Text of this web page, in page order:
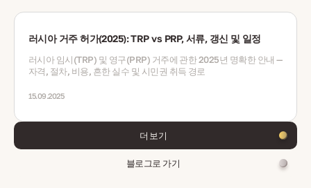
러시아 거주 허가(2025): TRP vs PRP, 서류, 갱신 및 일정
러시아 임시(TRP) 및 영구(PRP) 거주에 관한 2025년 명확한 안내 —
자격, 절차, 비용, 흔한 실수 및 시민권 취득 경로
15.09.2025
더 보기
블로그로 가기